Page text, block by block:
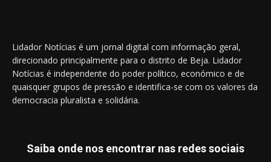
Lidador Notícias é um jornal digital com informação geral,
direcionado principalmente para o distrito de Beja. Lidador
Notícias é independente do poder político, económico e de
quaisquer grupos de pressão e identifica-se com os valores da
democracia pluralista e solidária.
Saiba onde nos encontrar nas redes sociais